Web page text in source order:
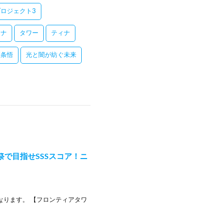
ジェクト3
タワー ティナ
悟 光と闇が紡ぐ未来
目指せSSSスコア！ニ
ます。 【フロンティアタワ